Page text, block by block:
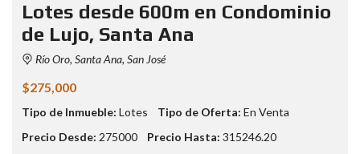
Lotes desde 600m en Condominio
de Lujo, Santa Ana
Río Oro, Santa Ana, San José
$275,000
Tipo de Inmueble: Lotes Tipo de Oferta: En Venta
Precio Desde: 275000 Precio Hasta: 315246.20